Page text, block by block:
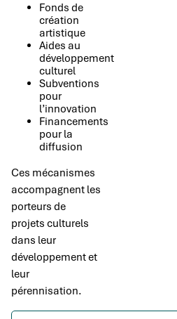
Fonds de
création
artistique
Aides au
développement
culturel
Subventions
pour
l’innovation
Financements
pour la
diffusion
Ces mécanismes
accompagnent les
porteurs de
projets culturels
dans leur
développement et
leur
pérennisation.